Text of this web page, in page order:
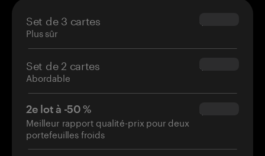
Set de 3 cartes
Plus sûr
$69.90
Set de 2 cartes
Abordable
$54.90
2e lot à -50 %
Meilleur rapport qualité-prix pour deux
portefeuilles froids
$34.95